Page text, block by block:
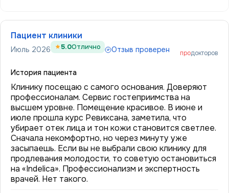
Пациент клиники
Июль 2026 5.0Отлично Отзыв проверен продокторов
История пациента
Клинику посещаю с самого основания. Доверяют
профессионалам. Сервис гостеприимства на
высшем уровне. Помещение красивое. В июне и
июле прошла курс Ревиксана, заметила, что
убирает отек лица и тон кожи становится светлее.
Сначала некомфортно, но через минуту уже
засыпаешь. Если вы не выбрали свою клинику для
продлевания молодости, то советую остановиться
на «Indelica». Профессионализм и экспертность
врачей. Нет такого.